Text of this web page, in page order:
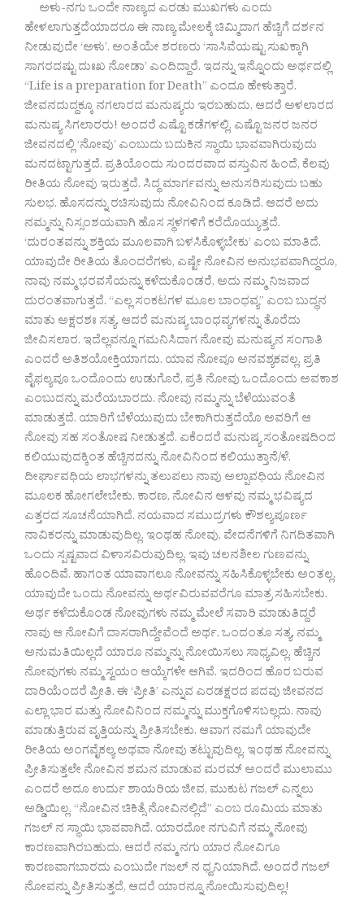
ಅಳು-ನಗು ಒಂದೇ ನಾಣ್ಯದ ಎರಡು ಮುಖಗಳು ಎಂದು
ಹೇಳಲಾಗುತ್ತದೆಯಾದರೂ ಈ ನಾಣ್ಯ ಮೇಲಕ್ಕೆ ಚಿಮ್ಮಿದಾಗ ಹೆಚ್ಚಿಗೆ ದರ್ಶನ
ನೀಡುವುದೇ ‘ಅಳು’. ಅಂತೆಯೇ ಶರಣರು ‘ಸಾಸಿವೆಯಷ್ಟು ಸುಖಕ್ಕಾಗಿ
ಸಾಗರದಷ್ಟು ದುಃಖ ನೋಡಾ’ ಎಂದಿದ್ದಾರೆ. ಇದನ್ನು ಇನ್ನೊಂದು ಅರ್ಥದಲ್ಲಿ
“Life is a preparation for Death” ಎಂದೂ ಹೇಳುತ್ತಾರೆ.
ಜೀವನದುದ್ದಕ್ಕೂ ನಗಲಾರದ ಮನುಷ್ಯರು ಇರಬಹುದು, ಆದರೆ ಅಳಲಾರದ
ಮನುಷ್ಯ ಸಿಗಲಾರರು! ಅಂದರೆ ಎಷ್ಟೊ ಕಡೆಗಳಲ್ಲಿ, ಎಷ್ಟೊ ಜನರ ಜನರ
ಜೀವನದಲ್ಲಿ ‘ನೋವು’ ಎಂಬುದು ಬದುಕಿನ ಸ್ಥಾಯಿ ಭಾವವಾಗಿರುವುದು
ಮನದಟ್ಟಾಗುತ್ತದೆ. ಪ್ರತಿಯೊಂದು ಸುಂದರವಾದ ವಸ್ತುವಿನ ಹಿಂದೆ, ಕೆಲವು
ರೀತಿಯ ನೋವು ಇರುತ್ತದೆ. ಸಿದ್ಧ ಮಾರ್ಗವನ್ನು ಅನುಸರಿಸುವುದು ಬಹು
ಸುಲಭ. ಹೊಸದನ್ನು ರಚಿಸುವುದು ನೋವಿನಿಂದ ಕೂಡಿದೆ. ಆದರೆ ಅದು
ನಮ್ಮನ್ನು ನಿಸ್ಸಂಶಯವಾಗಿ ಹೊಸ ಸ್ಥಳಗಳಿಗೆ ಕರೆದೊಯ್ಯುತ್ತದೆ.
‘ದುರಂತವನ್ನು ಶಕ್ತಿಯ ಮೂಲವಾಗಿ ಬಳಸಿಕೊಳ್ಳಬೇಕು’ ಎಂಬ ಮಾತಿದೆ.
ಯಾವುದೇ ರೀತಿಯ ತೊಂದರೆಗಳು, ಎಷ್ಟೇ ನೋವಿನ ಅನುಭವವಾಗಿದ್ದರೂ,
ನಾವು ನಮ್ಮ ಭರವಸೆಯನ್ನು ಕಳೆದುಕೊಂಡರೆ, ಅದು ನಮ್ಮ ನಿಜವಾದ
ದುರಂತವಾಗುತ್ತದೆ. “ಎಲ್ಲ ಸಂಕಟಗಳ ಮೂಲ ಬಾಂಧವ್ಯ” ಎಂಬ ಬುದ್ಧನ
ಮಾತು ಅಕ್ಷರಶಃ ಸತ್ಯ. ಆದರೆ ಮನುಷ್ಯ ಬಾಂಧವ್ಯಗಳನ್ನು ತೊರೆದು
ಜೀವಿಸಲಾರ. ಇದೆಲ್ಲವನ್ನೂ ಗಮನಿಸಿದಾಗ ನೋವು ಮನುಷ್ಯನ ಸಂಗಾತಿ
ಎಂದರೆ ಅತಿಶಯೋಕ್ತಿಯಾಗದು. ಯಾವ ನೋವೂ ಅನವಶ್ಯಕವಲ್ಲ. ಪ್ರತಿ
ವೈಫಲ್ಯವೂ ಒಂದೊಂದು ಉಡುಗೊರೆ, ಪ್ರತಿ ನೋವು ಒಂದೊಂದು ಅವಕಾಶ
ಎಂಬುದನ್ನು ಮರೆಯಬಾರದು. ನೋವು ನಮ್ಮನ್ನು ಬೆಳೆಯುವಂತೆ
ಮಾಡುತ್ತದೆ. ಯಾರಿಗೆ ಬೆಳೆಯುವುದು ಬೇಕಾಗಿರುತ್ತದೆಯೊ ಅವರಿಗೆ ಆ
ನೋವು ಸಹ ಸಂತೋಷ ನೀಡುತ್ತದೆ. ಏಕೆಂದರೆ ಮನುಷ್ಯ ಸಂತೋಷದಿಂದ
ಕಲಿಯುವುದಕ್ಕಿಂತ ಹೆಚ್ಚಿನದನ್ನು ನೋವಿನಿಂದ ಕಲಿಯುತ್ತಾನೆ/ಳೆ.
ದೀರ್ಘಾವಧಿಯ ಲಾಭಗಳನ್ನು ತಲುಪಲು ನಾವು ಅಲ್ಪಾವಧಿಯ ನೋವಿನ
ಮೂಲಕ ಹೋಗಲೇಬೇಕು. ಕಾರಣ, ನೋವಿನ ಆಳವು ನಮ್ಮ ಭವಿಷ್ಯದ
ಎತ್ತರದ ಸೂಚನೆಯಾಗಿದೆ.‌ ನಯವಾದ ಸಮುದ್ರಗಳು ಕೌಶಲ್ಯಪೂರ್ಣ
ನಾವಿಕರನ್ನು ಮಾಡುವುದಿಲ್ಲ. ಇಂಥಹ ನೋವು, ವೇದನೆಗಳಿಗೆ ನಿಗದಿತವಾಗಿ
ಒಂದು ಸ್ಪಷ್ಟವಾದ ವಿಳಾಸವಿರುವುದಿಲ್ಲ. ಇವು ಚಲನಶೀಲ ಗುಣವನ್ನು
ಹೊಂದಿವೆ. ಹಾಗಂತ ಯಾವಾಗಲೂ ನೋವನ್ನು ಸಹಿಸಿಕೊಳ್ಳಬೇಕು ಅಂತಲ್ಲ.
ಯಾವುದೇ ಒಂದು ನೋವನ್ನು ಅರ್ಥವಿರುವವರೆಗೂ ಮಾತ್ರ ಸಹಿಸಬೇಕು.
ಅರ್ಥ ಕಳೆದುಕೊಂಡ ನೋವುಗಳು ನಮ್ಮ ಮೇಲೆ ಸವಾರಿ ಮಾಡುತಿದ್ದರೆ
ನಾವು ಆ ನೋವಿಗೆ ದಾಸರಾಗಿದ್ದೇವೆಂದೆ ಅರ್ಥ. ಒಂದಂತೂ ಸತ್ಯ, ನಮ್ಮ
ಅನುಮತಿಯಿಲ್ಲದೆ ಯಾರೂ ನಮ್ಮನ್ನು ನೋಯಿಸಲು ಸಾಧ್ಯವಿಲ್ಲ. ಹೆಚ್ಚಿನ
ನೋವುಗಳು ನಮ್ಮ ಸ್ವಯಂ ಆಯ್ಕೆಗಳೇ ಆಗಿವೆ. ಇದರಿಂದ ಹೊರ ಬರುವ
ದಾರಿಯೆಂದರೆ ಪ್ರೀತಿ. ಈ ‘ಪ್ರೀತಿ’ ಎನ್ನುವ ಎರಡಕ್ಷರದ ಪದವು ಜೀವನದ
ಎಲ್ಲಾ ಭಾರ ಮತ್ತು ನೋವಿನಿಂದ ನಮ್ಮನ್ನು ಮುಕ್ತಗೊಳಿಸಬಲ್ಲದು. ನಾವು
ಮಾಡುತ್ತಿರುವ ವೃತ್ತಿಯನ್ನು ಪ್ರೀತಿಸಬೇಕು. ಆವಾಗ ನಮಗೆ ಯಾವುದೇ
ರೀತಿಯ ಅಂಗವೈಕಲ್ಯ ಅಥವಾ ನೋವು ತಟ್ಟುವುದಿಲ್ಲ. ಇಂಥಹ ನೋವನ್ನು
ಪ್ರೀತಿಸುತ್ತಲೇ ನೋವಿನ ಶಮನ ಮಾಡುವ ಮರಮ್ ಅಂದರೆ ಮುಲಾಮು
ಎಂದರೆ ಅದೂ ಉರ್ದು ಶಾಯರಿಯ ಜೀವ, ಮುಕುಟ ಗಜಲ್ ಎನ್ನಲು
ಅಡ್ಡಿಯಿಲ್ಲ. “ನೋವಿನ ಚಿಕಿತ್ಸೆ ನೋವಿನಲ್ಲಿದೆ” ಎಂಬ ರೂಮಿಯ ಮಾತು
ಗಜಲ್ ನ ಸ್ಥಾಯಿ ಭಾವವಾಗಿದೆ. ಯಾರದೋ ನಗುವಿಗೆ ನಮ್ಮ ನೋವು
ಕಾರಣವಾಗಿರಬಹುದು. ಆದರೆ ನಮ್ಮ ನಗು ಯಾರ ನೋವಿಗೂ
ಕಾರಣವಾಗಬಾರದು ಎಂಬುದೇ ಗಜಲ್ ನ ಧ್ವನಿಯಾಗಿದೆ. ಅಂದರೆ ಗಜಲ್
ನೋವನ್ನು ಪ್ರೀತಿಸುತ್ತದೆ, ಆದರೆ ಯಾರನ್ನೂ ನೋಯಿಸುವುದಿಲ್ಲ!